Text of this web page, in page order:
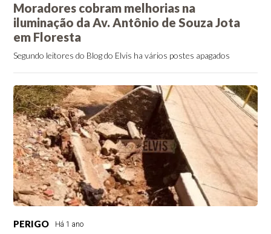
Moradores cobram melhorias na
iluminação da Av. Antônio de Souza Jota
em Floresta
Segundo leitores do Blog do Elvis ha vários postes apagados
PERIGO Há 1 ano